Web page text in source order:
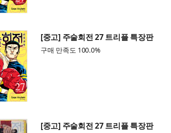
[중고] 주술회전 27 트리플 특장판
구매 만족도 100.0%
[중고] 주술회전 27 트리플 특장판